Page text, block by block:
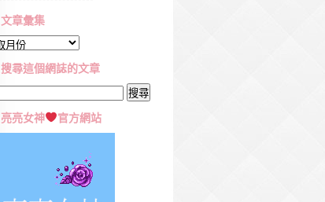
文章彙集
搜尋這個網誌的文章
亮亮女神 官方網站